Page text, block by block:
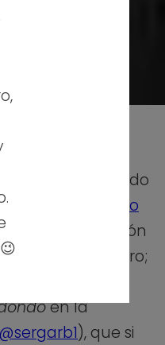
ha convocado
el
III Concurso
de presentación
el 10 de febrero;
a mi
en la
@sergarb1), que si